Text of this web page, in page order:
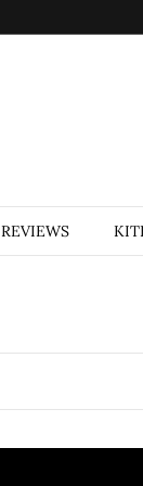
REVIEWS